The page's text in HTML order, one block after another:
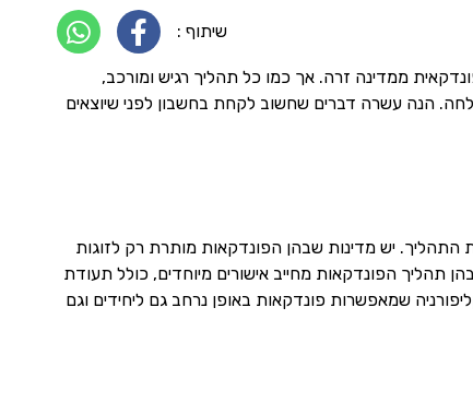
שיתוף :
ממדינה זרה. אך כמו כל תהליך רגיש ומורכב,
הנה עשרה דברים שחשוב לקחת בחשבון לפני שיוצאים
התהליך. יש מדינות שבהן הפונדקאות מותרת רק לזוגות
תהליך הפונדקאות מחייב אישורים מיוחדים, כולל תעודת
שמאפשרות פונדקאות באופן נרחב גם ליחידים וגם